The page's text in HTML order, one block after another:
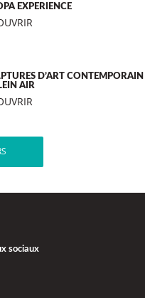
EXPERIENCE
D’ART CONTEMPORAIN
AIR
sociaux